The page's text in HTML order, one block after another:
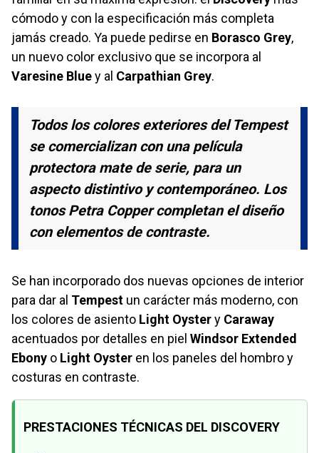
cómodo y con la especificación más completa
jamás creado. Ya puede pedirse en Borasco Grey,
un nuevo color exclusivo que se incorpora al
Varesine Bluey al Carpathian Grey.
Todos los colores exteriores del Tempest
se comercializan con una película
protectora mate de serie, para un
aspecto distintivo y contemporáneo. Los
tonos Petra Copper completan el diseño
con elementos de contraste.
Se han incorporado dos nuevas opciones de interior
para dar al Tempest un carácter más moderno, con
los colores de asiento Light Oystery Caraway
acentuados por detalles en piel Windsor Extended
Ebony o Light Oyster en los paneles del hombro y
costuras en contraste.
PRESTACIONES TÉCNICAS DEL DISCOVERY